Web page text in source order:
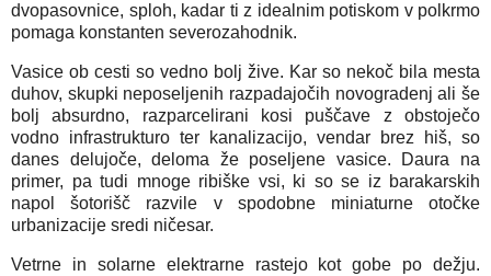
dvopasovnice, sploh, kadar ti z idealnim potiskom v polkrmo
pomaga konstanten severozahodnik.
Vasice ob cesti so vedno bolj žive. Kar so nekoč bila mesta
duhov, skupki neposeljenih razpadajočih novogradenj ali še
bolj absurdno, razparcelirani kosi puščave z obstoječo
vodno infrastrukturo ter kanalizacijo, vendar brez hiš, so
danes delujoče, deloma že poseljene vasice. Daura na
primer, pa tudi mnoge ribiške vsi, ki so se iz barakarskih
napol šotorišč razvile v spodobne miniaturne otočke
urbanizacije sredi ničesar.
Vetrne in solarne elektrarne rastejo kot gobe po dežju.